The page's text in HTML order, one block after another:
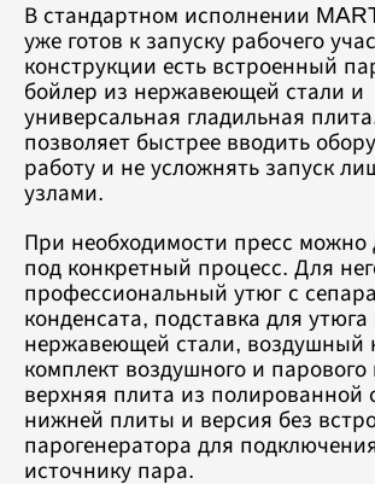
В стандартном исполнении
уже готов к запуску рабочего
конструкции есть встроенный
бойлер из нержавеющей стали и
универсальная гладильная
позволяет быстрее вводить
работу и не усложнять запуск
узлами.
При необходимости пресс можно
под конкретный процесс. Для
профессиональный утюг с
конденсата, подставка для утюга
нержавеющей стали, воздушный
комплект воздушного и парового
верхняя плита из полированной
нижней плиты и версия без
парогенератора для
источнику пара.